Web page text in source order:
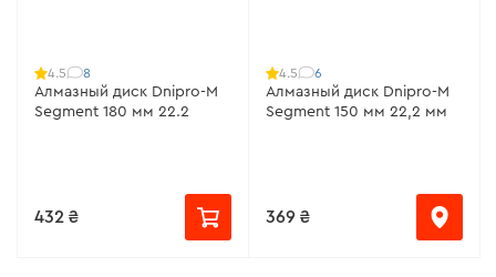
4.5 8
Алмазный диск Dnipro-M
Segment 180 мм 22.2
432 ₴
4.5 6
Алмазный диск Dnipro-M
Segment 150 мм 22,2 мм
369 ₴